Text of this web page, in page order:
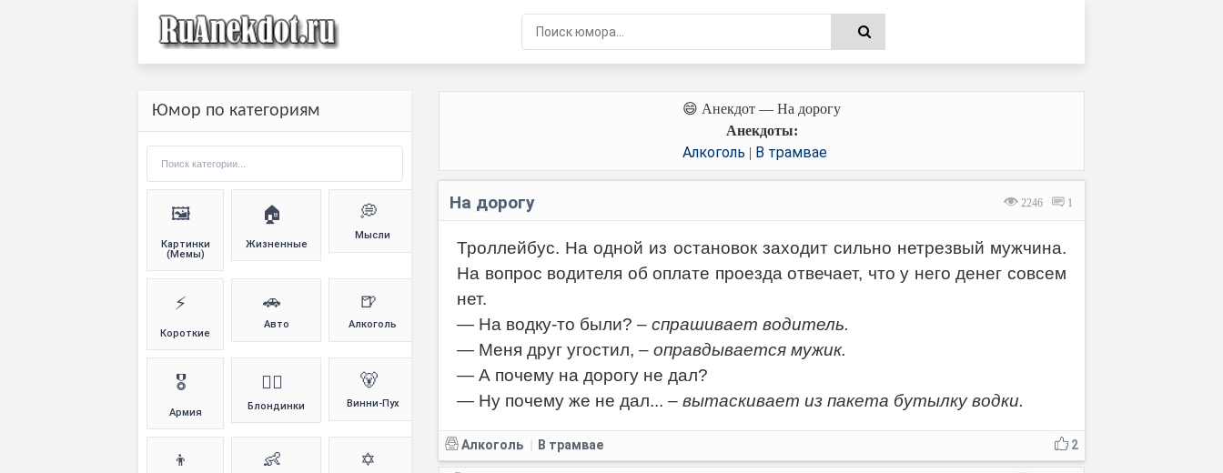
😄 Анекдот — На дорогу
Анекдоты:
Алкоголь | В трамвае
2246 1
На дорогу
Троллейбус. На одной из остановок заходит сильно нетрезвый мужчина.
На вопрос водителя об оплате проезда отвечает, что у него денег совсем
нет.
— На водку-то были? – спрашивает водитель.
— Меня друг угостил, – оправдывается мужик.
— А почему на дорогу не дал?
— Ну почему же не дал... – вытаскивает из пакета бутылку водки.
2
Алкоголь В трамвае
Юмор по категориям
🖼️
Картинки
(Мемы)
🏠
Жизненные
💭
Мысли
⚡
Короткие
🚗
Авто
🍺
Алкоголь
🎖️
Армия
👱‍♀️
Блондинки
🐻
Винни-Пух
👦 👶 ✡️